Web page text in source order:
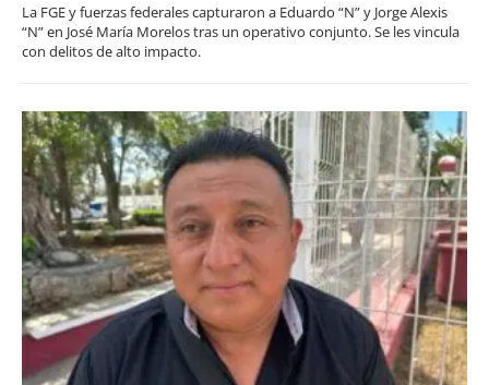
La FGE y fuerzas federales capturaron a Eduardo “N” y Jorge Alexis
“N” en José María Morelos tras un operativo conjunto. Se les vincula
con delitos de alto impacto.